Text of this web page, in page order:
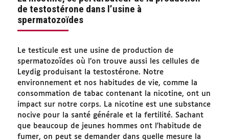
de testostérone dans l’usine à
spermatozoïdes
Le testicule est une usine de production de
spermatozoïdes où l’on trouve aussi les cellules de
Leydig produisant la testostérone. Notre
environnement et nos habitudes de vie, comme la
consommation de tabac contenant la nicotine, ont un
impact sur notre corps. La nicotine est une substance
nocive pour la santé générale et la fertilité. Sachant
que beaucoup de jeunes hommes ont l’habitude de
fumer, on peut se demander dans quelle mesure la